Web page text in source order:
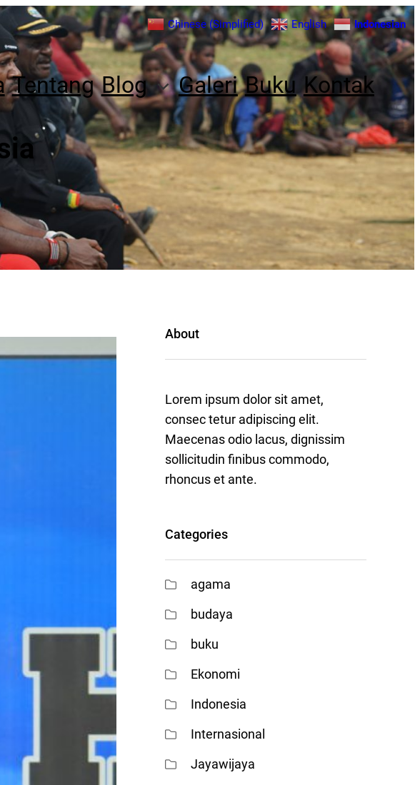
Tentang Blog Galeri Buku Kontak
About
Lorem ipsum dolor sit amet,
consec tetur adipiscing elit.
Maecenas odio lacus, dignissim
sollicitudin finibus commodo,
rhoncus et ante.
Categories
agama
budaya
buku
Ekonomi
Indonesia
Internasional
Jayawijaya
Chinese (Simplified) English Indonesian